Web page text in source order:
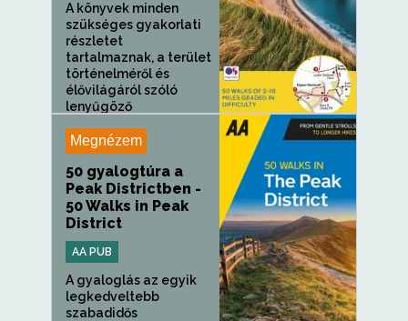
A könyvek minden
szükséges gyakorlati
részletet
tartalmaznak, a terület
történelméről és
élővilágáról szóló
lenyűgöző
valamint a...
Megnézem
50 gyalogtúra a
Peak Districtben -
50 Walks in Peak
District
AA PUB
A gyaloglás az egyik
legkedveltebb
szabadidős